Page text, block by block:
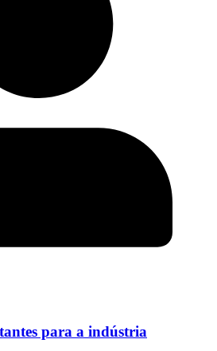
para a indústria